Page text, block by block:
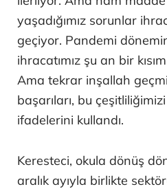
yaşadığımız sorunlar
geçiyor. Pandemi
ihracatımız şu an bir
Ama tekrar inşallah
başarıları, bu
ifadelerini kullandı.
Keresteci, okula dönüş
aralık ayıyla birlikte